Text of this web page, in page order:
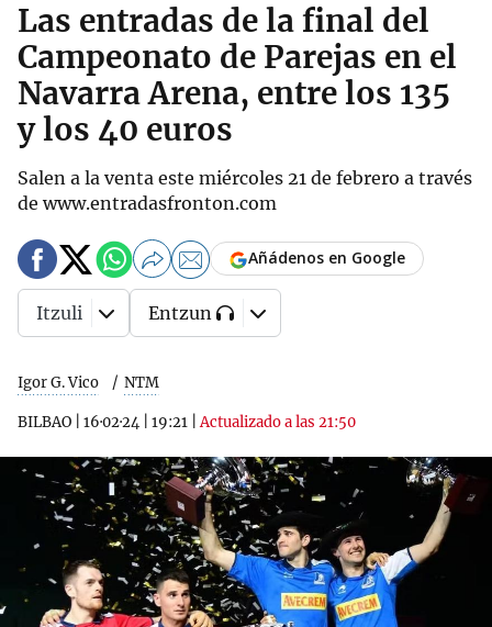
Las entradas de la final del
Campeonato de Parejas en el
Navarra Arena, entre los 135
y los 40 euros
Salen a la venta este miércoles 21 de febrero a través
de www.entradasfronton.com
Igor G. Vico NTM
BILBAO 16·02·24 19:21 |Actualizado a las 21:50
Añádenos en Google
Itzuli Entzun